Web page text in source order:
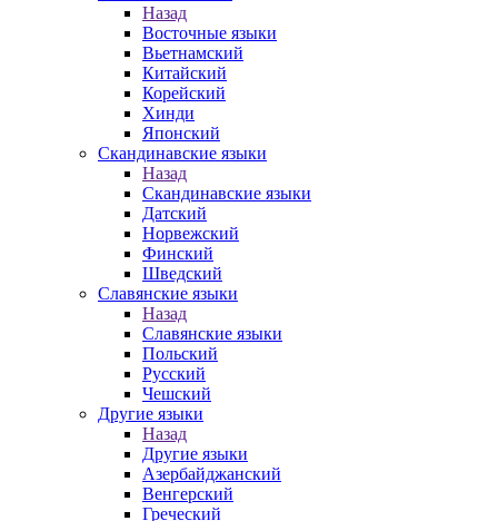
Назад
Восточные языки
Вьетнамский
Китайский
Корейский
Хинди
Японский
Скандинавские языки
Назад
Скандинавские языки
Датский
Норвежский
Финский
Шведский
Славянские языки
Назад
Славянские языки
Польский
Русский
Чешский
Другие языки
Назад
Другие языки
Азербайджанский
Венгерский
Греческий